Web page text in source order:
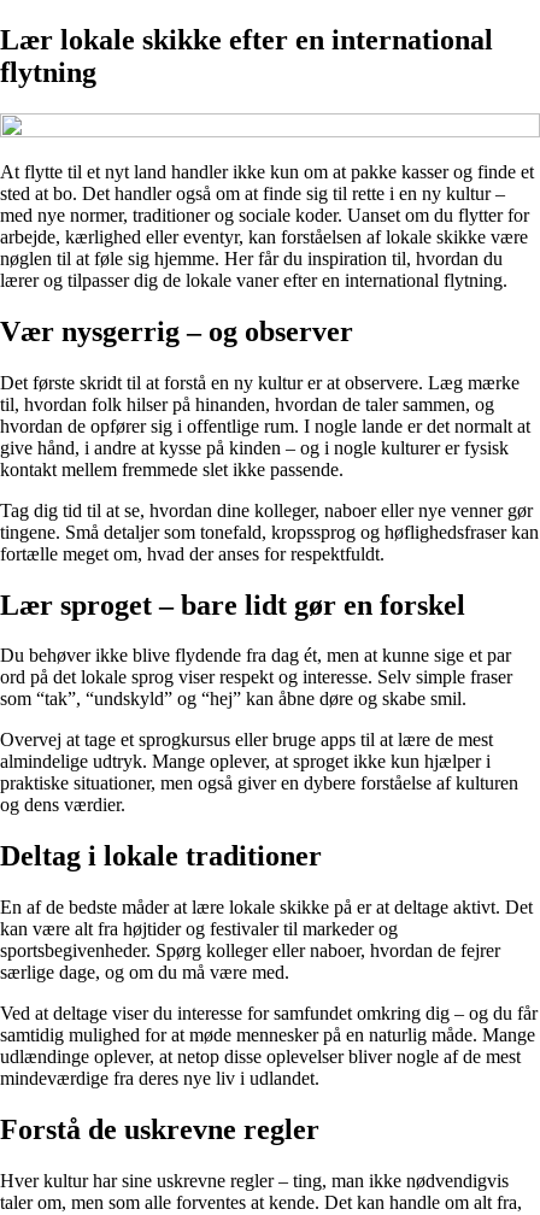
Lær lokale skikke efter en international
flytning
At flytte til et nyt land handler ikke kun om at pakke kasser og finde et
sted at bo. Det handler også om at finde sig til rette i en ny kultur –
med nye normer, traditioner og sociale koder. Uanset om du flytter for
arbejde, kærlighed eller eventyr, kan forståelsen af lokale skikke være
nøglen til at føle sig hjemme. Her får du inspiration til, hvordan du
lærer og tilpasser dig de lokale vaner efter en international flytning.
Vær nysgerrig – og observer
Det første skridt til at forstå en ny kultur er at observere. Læg mærke
til, hvordan folk hilser på hinanden, hvordan de taler sammen, og
hvordan de opfører sig i offentlige rum. I nogle lande er det normalt at
give hånd, i andre at kysse på kinden – og i nogle kulturer er fysisk
kontakt mellem fremmede slet ikke passende.
Tag dig tid til at se, hvordan dine kolleger, naboer eller nye venner gør
tingene. Små detaljer som tonefald, kropssprog og høflighedsfraser kan
fortælle meget om, hvad der anses for respektfuldt.
Lær sproget – bare lidt gør en forskel
Du behøver ikke blive flydende fra dag ét, men at kunne sige et par
ord på det lokale sprog viser respekt og interesse. Selv simple fraser
som “tak”, “undskyld” og “hej” kan åbne døre og skabe smil.
Overvej at tage et sprogkursus eller bruge apps til at lære de mest
almindelige udtryk. Mange oplever, at sproget ikke kun hjælper i
praktiske situationer, men også giver en dybere forståelse af kulturen
og dens værdier.
Deltag i lokale traditioner
En af de bedste måder at lære lokale skikke på er at deltage aktivt. Det
kan være alt fra højtider og festivaler til markeder og
sportsbegivenheder. Spørg kolleger eller naboer, hvordan de fejrer
særlige dage, og om du må være med.
Ved at deltage viser du interesse for samfundet omkring dig – og du får
samtidig mulighed for at møde mennesker på en naturlig måde. Mange
udlændinge oplever, at netop disse oplevelser bliver nogle af de mest
mindeværdige fra deres nye liv i udlandet.
Forstå de uskrevne regler
Hver kultur har sine uskrevne regler – ting, man ikke nødvendigvis
taler om, men som alle forventes at kende. Det kan handle om alt fra,